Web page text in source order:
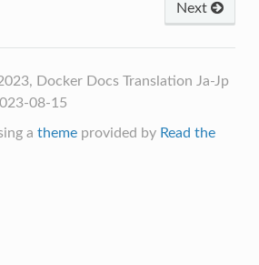
Next
Docker Docs Translation Ja-Jp
08-15
a themeprovided by Read the